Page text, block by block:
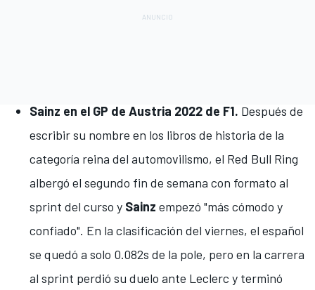
Sainz en el GP de Austria 2022 de F1. Después de
escribir su nombre en los libros de historia de la
categoría reina del automovilismo, el Red Bull Ring
albergó el segundo fin de semana con formato al
sprint del curso y Sainz empezó "más cómodo y
confiado". En la clasificación del viernes, el español
se quedó a solo 0.082s de la pole, pero en la carrera
al sprint perdió su duelo ante Leclerc y terminó